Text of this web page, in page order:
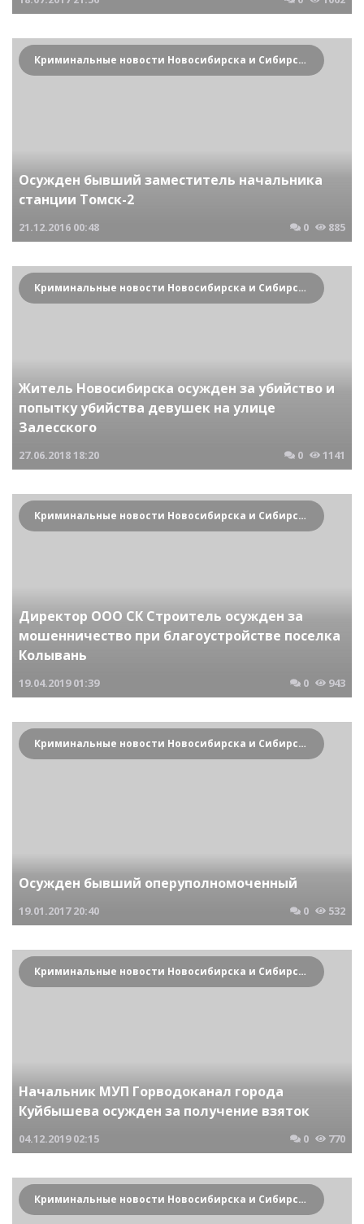
Криминальные новости Новосибирска и Сибирского региона
Осужден бывший заместитель начальника
станции Томск-2
21.12.2016 00:48 0 885
Криминальные новости Новосибирска и Сибирского региона
Житель Новосибирска осужден за убийство и
попытку убийства девушек на улице
Залесского
27.06.201818:20 0 1141
Криминальные новости Новосибирска и Сибирского региона
Директор ООО СК Строитель осужден за
мошенничество при благоустройстве поселка
Колывань
19.04.2019 01:39 0 943
Криминальные новости Новосибирска и Сибирского региона
Осужден бывший оперуполномоченный
19.01.2017 20:40 0 532
Криминальные новости Новосибирска и Сибирского региона
Начальник МУП Горводоканал города
Куйбышева осужден за получение взяток
04.12.2019 02:15 0 770
Криминальные новости Новосибирска и Сибирского региона